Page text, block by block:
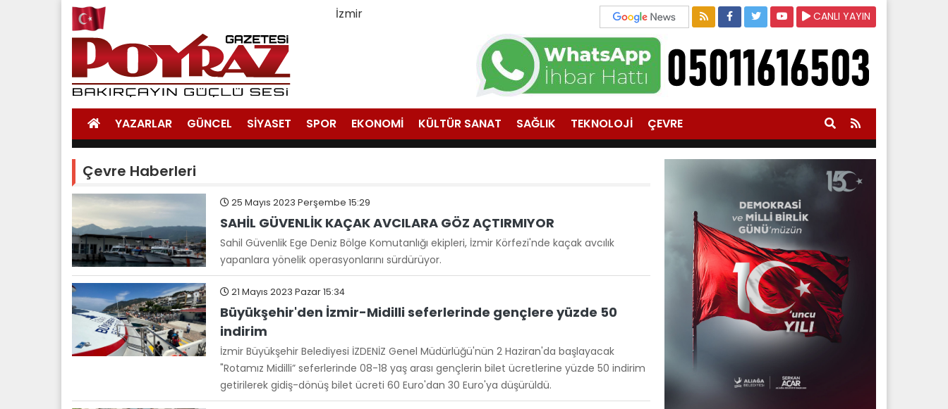
İzmir CANLI YAYIN
YAZARLAR GÜNCEL SİYASET SPOR EKONOMİ KÜLTÜR SANAT SAĞLIK TEKNOLOJİ ÇEVRE
Çevre Haberleri
25 Mayıs 2023 Perşembe 15:29
SAHİL GÜVENLİK KAÇAK AVCILARA GÖZ AÇTIRMIYOR
Sahil Güvenlik Ege Deniz Bölge Komutanlığı ekipleri, İzmir Körfezi'nde kaçak avcılık
yapanlara yönelik operasyonlarını sürdürüyor.
21 Mayıs 2023 Pazar 15:34
Büyükşehir'den İzmir-Midilli seferlerinde gençlere yüzde 50
indirim
İzmir Büyükşehir Belediyesi İZDENİZ Genel Müdürlüğü'nün 2 Haziran'da başlayacak
"Rotamız Midilli” seferlerinde 08-18 yaş arası gençlerin bilet ücretlerine yüzde 50 indirim
getirilerek gidiş-dönüş bilet ücreti 60 Euro'dan 30 Euro'ya düşürüldü.